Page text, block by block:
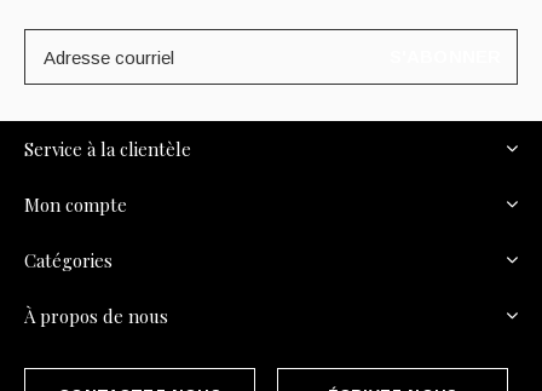
Service à la clientèle
Mon compte
Catégories
À propos de nous